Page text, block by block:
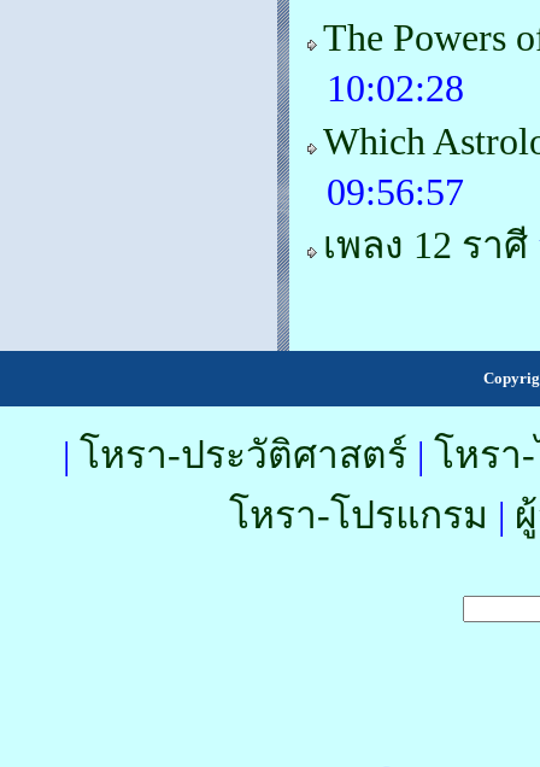
The Powers
10:02:28
Which
09:56:57
เพลง 12 ราศี
| โหรา-ประวัติศาสตร์ | โหรา
โหรา-โปรแกรม |